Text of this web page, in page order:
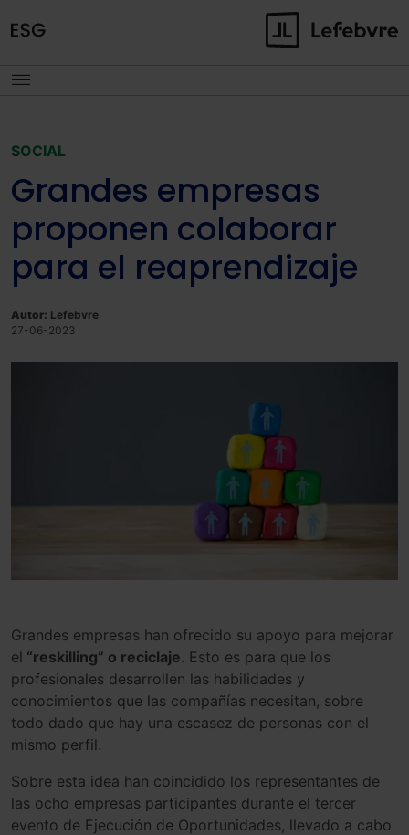
SOCIAL
Grandes empresas
proponen colaborar
para el reaprendizaje
Autor: Lefebvre
27-06-2023
Grandes empresas han ofrecido su apoyo para mejorar
el “reskilling” o reciclaje. Esto es para que los
profesionales desarrollen las habilidades y
conocimientos que las compañías necesitan, sobre
todo dado que hay una escasez de personas con el
mismo perfil.
Sobre esta idea han coincidido los representantes de
las ocho empresas participantes durante el tercer
evento de Ejecución de Oportunidades, llevado a cabo